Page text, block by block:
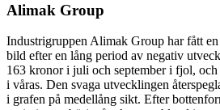
Alimak Group
Industrigruppen Alimak Group har fått
bild efter en lång period av negativ
163 kronor i juli och september i fjol,
i våras. Den svaga utvecklingen
i grafen på medellång sikt. Efter